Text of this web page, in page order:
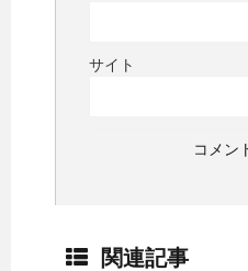
サイト
関連記事